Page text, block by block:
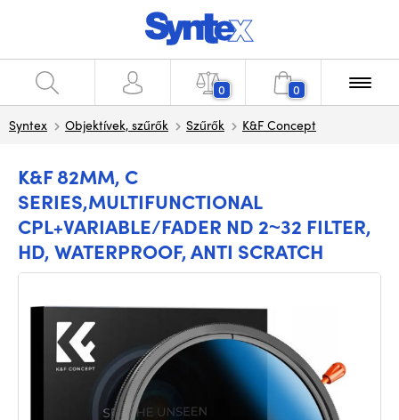
0 0
Syntex Objektívek, szűrők Szűrők K&F Concept
K&F 82MM, C
SERIES,MULTIFUNCTIONAL
CPL+VARIABLE/FADER ND 2~32 FILTER,
HD, WATERPROOF, ANTI SCRATCH